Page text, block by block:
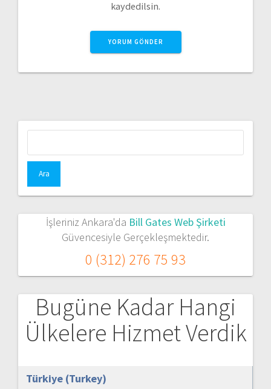
kaydedilsin.
İşleriniz Ankara'da Bill Gates Web Şirketi
Güvencesiyle Gerçekleşmektedir.
0 (312) 276 75 93
Bugüne Kadar Hangi
Ülkelere Hizmet Verdik
Türkiye (Turkey)